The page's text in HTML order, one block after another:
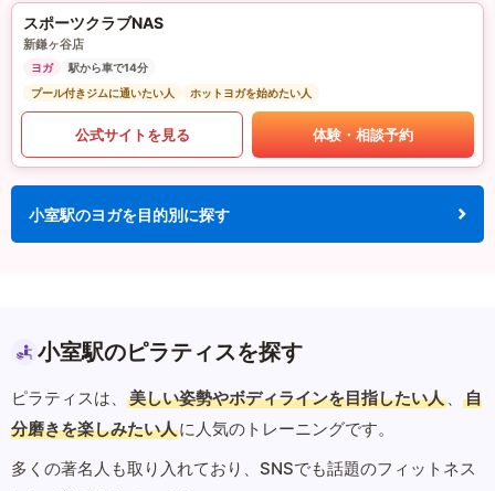
スポーツクラブNAS
新鎌ヶ谷店
ヨガ
駅から車で14分
プール付きジムに通いたい人
ホットヨガを始めたい人
公式サイトを見る 体験・相談予約
小室駅のヨガを目的別に探す
小室駅のピラティスを探す
ピラティスは、 美しい姿勢やボディラインを目指したい人 、
自
分磨きを楽しみたい人に人気のトレーニングです。
多くの著名人も取り入れており、SNSでも話題のフィットネス